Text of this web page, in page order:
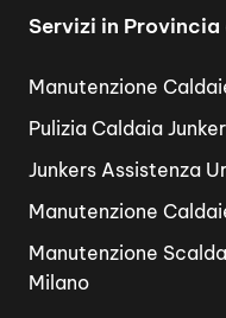
Servizi in
Manutenzione
Pulizia Caldaia
Junkers Assistenza
Manutenzione
Manutenzione
Milano